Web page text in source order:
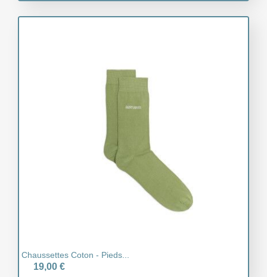
Chaussettes Coton - Pieds...
19,00 €